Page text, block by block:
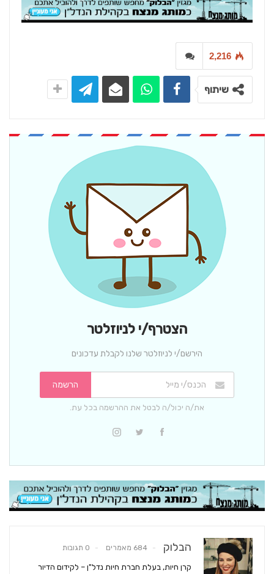
2,216
שיתוף
הצטרף/י לניוזלטר
הירשם/י לניוזלטר שלנו לקבלת עדכונים
הרשמה
את/ה יכול/ה לבטל את ההרשמה בכל עת.
הבלוק 684 מאמרים 0 תגובות
קרן חיות, בעלת חברת חיות נדל"ן – לקידום הדיור